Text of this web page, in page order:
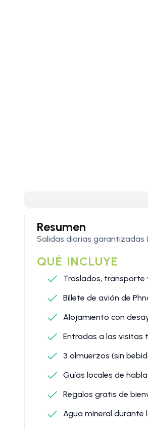
Resumen
Salidas diarias garantizadas
QUÉ INCLUYE
Traslados, transporte
Billete de avión de
Alojamiento con
Entradas a las visitas
3 almuerzos (sin
Guías locales de
Regalos gratis de
Agua mineral durante